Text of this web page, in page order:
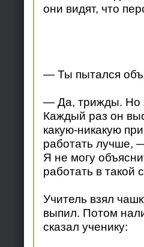
они видят, что
— Ты пытался
— Да, трижды. Но
Каждый раз он
какую-никакую
работать лучше,
Я не могу
работать в такой
Учитель взял
выпил. Потом
сказал ученику: